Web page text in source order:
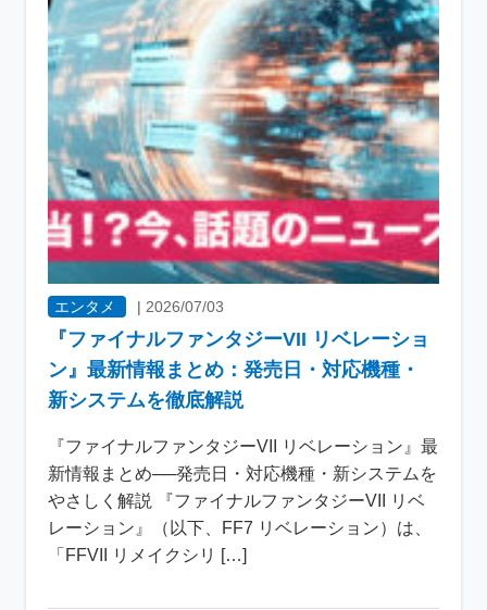
エンタメ | 2026/07/03
『ファイナルファンタジーVII リベレーショ
ン』最新情報まとめ：発売日・対応機種・
新システムを徹底解説
『ファイナルファンタジーVII リベレーション』最
新情報まとめ──発売日・対応機種・新システムを
やさしく解説 『ファイナルファンタジーVII リベ
レーション』（以下、FF7 リベレーション）は、
「FFVII リメイクシリ […]